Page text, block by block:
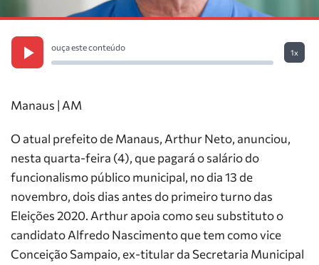
ouça este conteúdo
1x
Manaus | AM
O atual prefeito de Manaus, Arthur Neto, anunciou,
nesta quarta-feira (4), que pagará o salário do
funcionalismo público municipal, no dia 13 de
novembro, dois dias antes do primeiro turno das
Eleições 2020. Arthur apoia como seu substituto o
candidato Alfredo Nascimento que tem como vice
Conceição Sampaio, ex-titular da Secretaria Municipal